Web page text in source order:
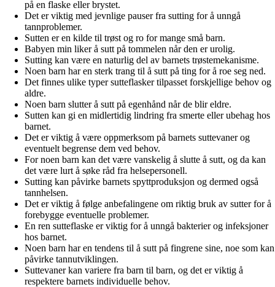
på en flaske eller brystet.
Det er viktig med jevnlige pauser fra sutting for å unngå
tannproblemer.
Sutten er en kilde til trøst og ro for mange små barn.
Babyen min liker å sutt på tommelen når den er urolig.
Sutting kan være en naturlig del av barnets trøstemekanisme.
Noen barn har en sterk trang til å sutt på ting for å roe seg ned.
Det finnes ulike typer sutteflasker tilpasset forskjellige behov og
aldre.
Noen barn slutter å sutt på egenhånd når de blir eldre.
Sutten kan gi en midlertidig lindring fra smerte eller ubehag hos
barnet.
Det er viktig å være oppmerksom på barnets suttevaner og
eventuelt begrense dem ved behov.
For noen barn kan det være vanskelig å slutte å sutt, og da kan
det være lurt å søke råd fra helsepersonell.
Sutting kan påvirke barnets spyttproduksjon og dermed også
tannhelsen.
Det er viktig å følge anbefalingene om riktig bruk av sutter for å
forebygge eventuelle problemer.
En ren sutteflaske er viktig for å unngå bakterier og infeksjoner
hos barnet.
Noen barn har en tendens til å sutt på fingrene sine, noe som kan
påvirke tannutviklingen.
Suttevaner kan variere fra barn til barn, og det er viktig å
respektere barnets individuelle behov.